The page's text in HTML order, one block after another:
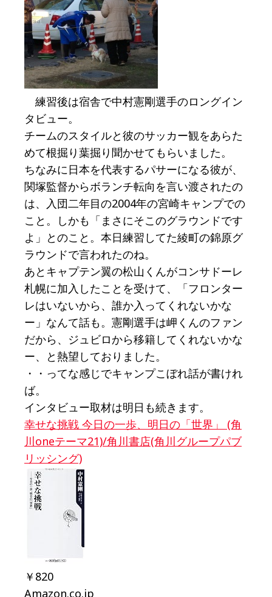
練習後は宿舎で中村憲剛選手のロングイン
タビュー。
チームのスタイルと彼のサッカー観をあらた
めて根掘り葉掘り聞かせてもらいました。
ちなみに日本を代表するパサーになる彼が、
関塚監督からボランチ転向を言い渡されたの
は、入団二年目の2004年の宮崎キャンプでの
こと。しかも「まさにそこのグラウンドです
よ」とのこと。本日練習してた綾町の錦原グ
ラウンドで言われたのね。
あとキャプテン翼の松山くんがコンサドーレ
札幌に加入したことを受けて、「フロンター
レはいないから、誰か入ってくれないかな
ー」なんて話も。憲剛選手は岬くんのファン
だから、ジュビロから移籍してくれないかな
ー、と熱望しておりました。
・・ってな感じでキャンプこぼれ話が書けれ
ば。
インタビュー取材は明日も続きます。
幸せな挑戦 今日の一歩、明日の「世界」 (角
川oneテーマ21)/角川書店(角川グループパブ
リッシング)
￥820
Amazon.co.jp